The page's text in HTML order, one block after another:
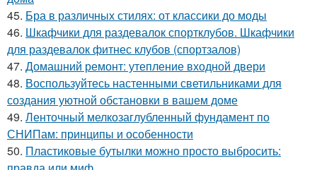
45. Бра в различных стилях: от классики до моды
46. Шкафчики для раздевалок спортклубов. Шкафчики
для раздевалок фитнес клубов (спортзалов)
47. Домашний ремонт: утепление входной двери
48. Воспользуйтесь настенными светильниками для
создания уютной обстановки в вашем доме
49. Ленточный мелкозаглубленный фундамент по
СНИПам: принципы и особенности
50. Пластиковые бутылки можно просто выбросить: